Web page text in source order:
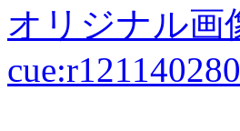
オリジナル画